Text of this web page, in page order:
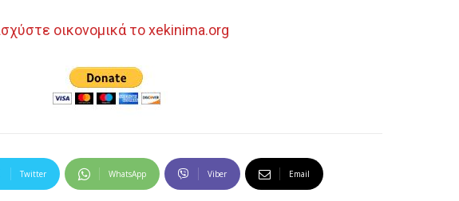
οικονομικά το xekinima.org
Twitter WhatsApp Viber Email